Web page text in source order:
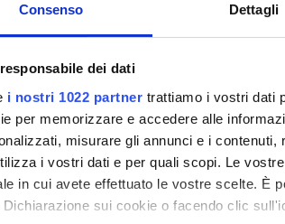
Consenso Dettagli
dei dati
i nostri 1022 partner trattiamo i vostri dati
per memorizzare e accedere alle
misurare gli annunci e i
i vostri dati e per quali scopi. Le
in cui avete effettuato le vostre scelte. È
Dichiarazione sui cookie o facendo clic